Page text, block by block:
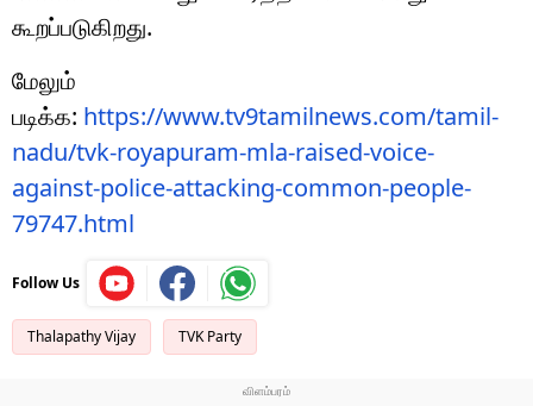
கூறப்படுகிறது.
மேலும்
படிக்க: https://www.tv9tamilnews.com/tamil-
nadu/tvk-royapuram-mla-raised-voice-
against-police-attacking-common-people-
79747.html
Follow Us
Thalapathy Vijay TVK Party